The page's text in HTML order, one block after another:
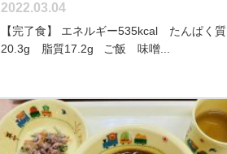
2022.03.04
【完了食】 エネルギー535kcal たんぱく質
20.3g 脂質17.2g ご飯 味噌...